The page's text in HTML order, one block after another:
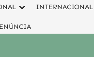
INTERNACIONAL